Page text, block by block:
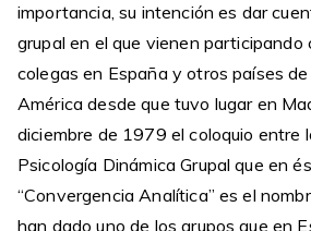
importancia, su intención es dar
grupal en el que vienen participando
colegas en España y otros países
América desde que tuvo lugar en
diciembre de 1979 el coloquio entre
Psicología Dinámica Grupal que en
“Convergencia Analítica” es el
han dado uno de los grupos que en